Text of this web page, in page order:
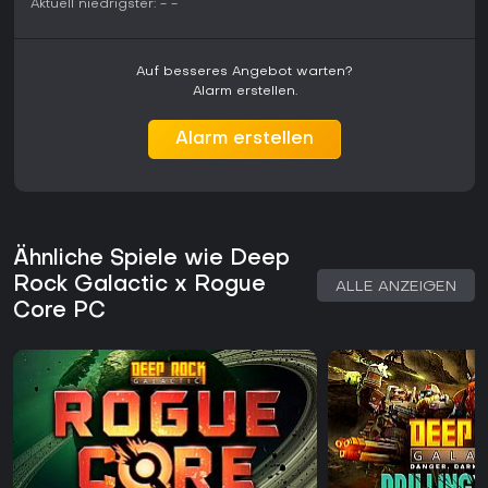
Als Early-Access-Titel, der am 20. Mai 2026 erschienen ist,
laufende Support bestimmt den aktuellen Stand, und weitere
Elemente werden mit der Zeit auf Basis von Feedback
auf Anpassung unterscheiden es von den eher bedächtigen,
bergbauzentrierten Abläufen verwandter Titel.
Frühe Spieler loben vor allem die starke Teamdynamik und
das Roguelite-Format den Schwerpunkt von der
charakteristischen Erkundung des Originals wegverlagert.
Wer auf zufällige Upgrades und intensive Koop-Sessions
steht, wird die aktuelle Early-Access-Version unterhaltsam
finden, besonders mit den kommenden Updates, die das
Angebot weiter ausbauen.
Insgesamt bietet das Spiel eine klare Empfehlung für Genre-
Aktuell niedrigster: - -
Auf besseres Angebot warten?
Alarm erstellen.
Alarm erstellen
Ähnliche Spiele wie Deep
Rock Galactic x Rogue
Core PC
ALLE ANZEIGEN